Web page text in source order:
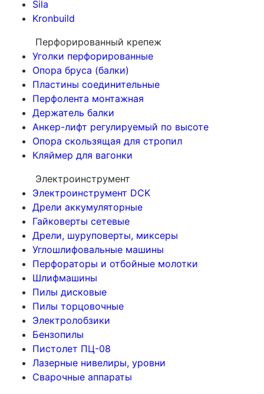
Sila
Kronbuild
Перфорированный крепеж
Уголки перфорированные
Опора бруса (балки)
Пластины соединительные
Перфолента монтажная
Держатель балки
Анкер-лифт регулируемый по высоте
Опора скользящая для стропил
Кляймер для вагонки
Электроинструмент
Электроинструмент DCK
Дрели аккумуляторные
Гайковерты сетевые
Дрели, шуруповерты, миксеры
Углошлифовальные машины
Перфораторы и отбойные молотки
Шлифмашины
Пилы дисковые
Пилы торцовочные
Электролобзики
Бензопилы
Пистолет ПЦ-08
Лазерные нивелиры, уровни
Сварочные аппараты